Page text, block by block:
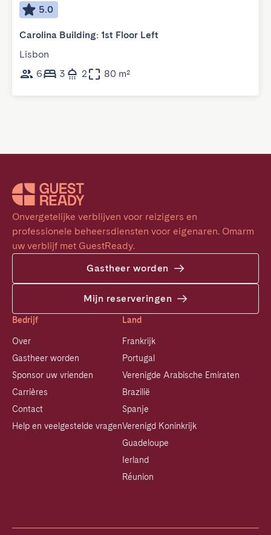
5.0
Carolina Building: 1st Floor Left
Lisbon
6
3 2 80 m²
Onvergetelijke verblijven voor reizigers en
professionele beheersdiensten voor eigenaren. Omarm
uw verblijf met GuestReady.
Gastheer worden
Mijn reserveringen
Bedrijf
Over
Gastheer worden
Sponsor uw vrienden
Carrières
Contact
Help en veelgestelde vragen
Land
Frankrijk
Portugal
Verenigde Arabische Emiraten
Brazilië
Spanje
Verenigd Koninkrijk
Guadeloupe
Ierland
Réunion